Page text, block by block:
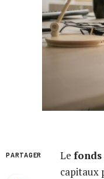
PARTAGER Le fonds
capitaux